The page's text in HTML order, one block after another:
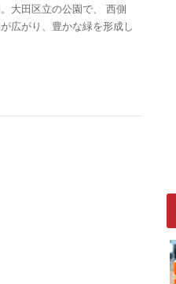
大田区立の公園で、 西側
広がり、豊かな緑を形成し